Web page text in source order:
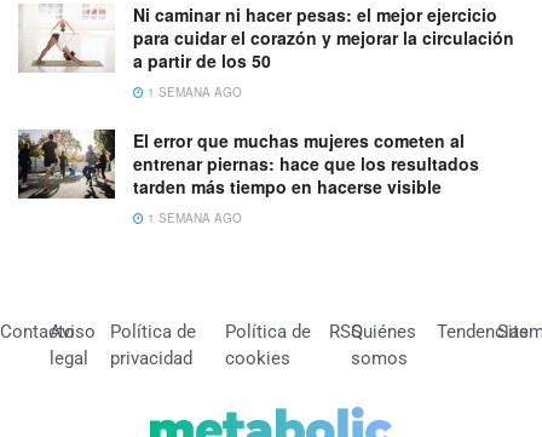
Ni caminar ni hacer pesas: el mejor ejercicio
para cuidar el corazón y mejorar la circulación
a partir de los 50
1 SEMANA AGO
El error que muchas mujeres cometen al
entrenar piernas: hace que los resultados
tarden más tiempo en hacerse visible
1 SEMANA AGO
ContactoAviso
legal
Política de
privacidad
Política de
cookies
RSSQuiénes
somos
Tendencias